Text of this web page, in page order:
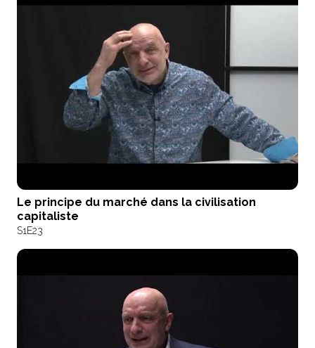
Le principe du marché dans la civilisation
capitaliste
S1E23